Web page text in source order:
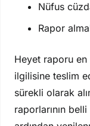
Nüfus
Rapor
Heyet raporu en
ilgilisine teslim
sürekli olarak
raporlarının